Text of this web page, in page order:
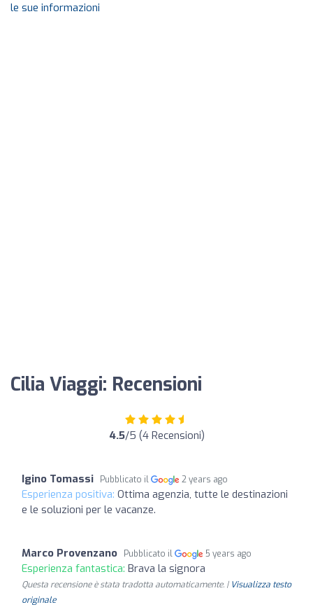
le sue informazioni
Cilia Viaggi: Recensioni
4.5/5 (4 Recensioni)
Igino Tomassi Pubblicato il 2 years ago
Esperienza positiva: Ottima agenzia, tutte le destinazioni
e le soluzioni per le vacanze.
Marco Provenzano Pubblicato il 5 years ago
Esperienza fantastica: Brava la signora
Questa recensione è stata tradotta automaticamente. | Visualizza testo
originale